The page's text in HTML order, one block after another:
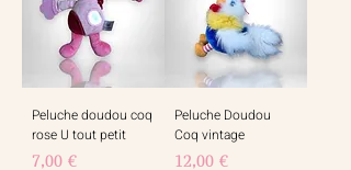
Peluche doudou coq
rose U tout petit
Prix
7,00 €
Peluche Doudou
Coq vintage
Prix
12,00 €